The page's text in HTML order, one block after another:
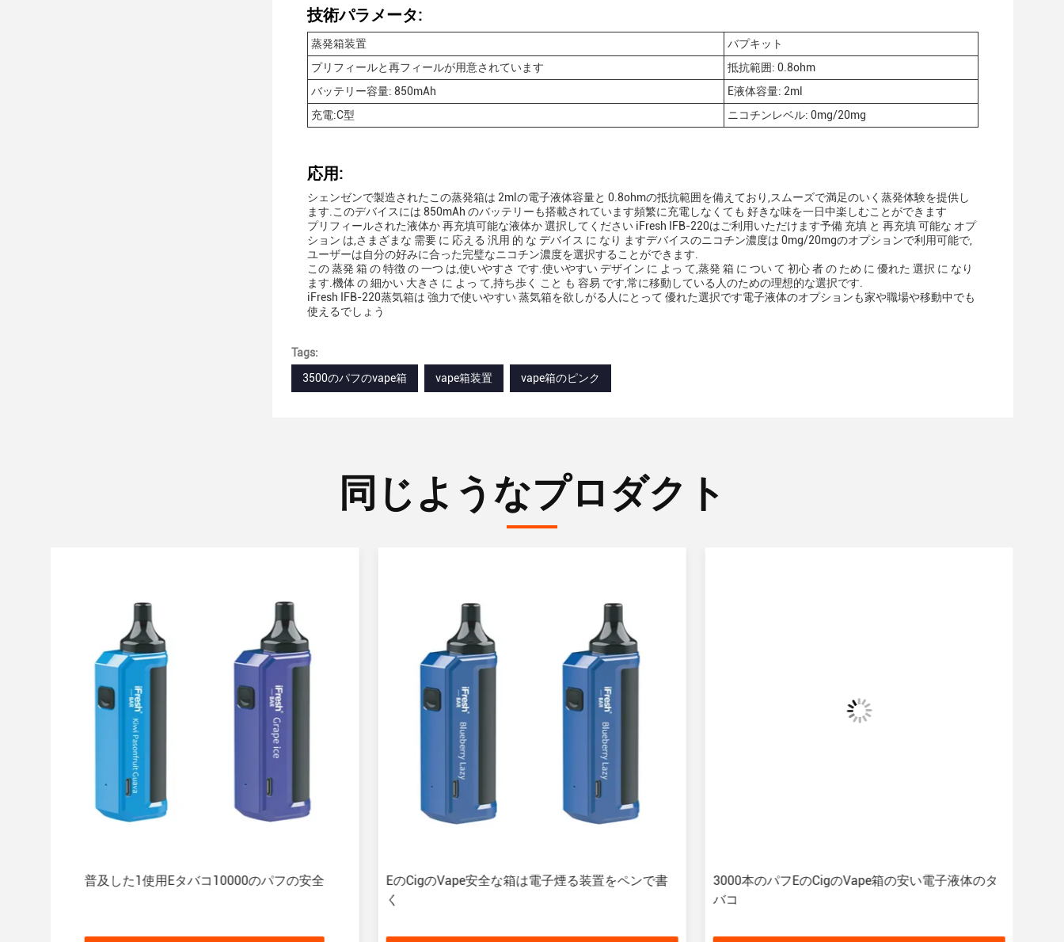
技術パラメータ:
蒸発箱装置
バプキット
プリフィールと再フィールが用意されています
抵抗範囲: 0.8ohm
バッテリー容量: 850mAh
E液体容量: 2ml
充電:C型
ニコチンレベル: 0mg/20mg
応用:
シェンゼンで製造されたこの蒸発箱は 2mlの電子液体容量と 0.8ohmの抵抗範囲を備えており,スムーズで満足のいく蒸発体験を提供し
ます.このデバイスには 850mAh のバッテリーも搭載されています頻繁に充電しなくても 好きな味を一日中楽しむことができます
プリフィールされた液体か 再充填可能な液体か 選択してください iFresh IFB-220はご利用いただけます予備 充填 と 再充填 可能な オプ
ション は,さまざまな 需要 に 応える 汎用 的 な デバイス に なり ますデバイスのニコチン濃度は 0mg/20mgのオプションで利用可能で,
ユーザーは自分の好みに合った完璧なニコチン濃度を選択することができます.
この 蒸発 箱 の 特徴 の 一つ は,使いやすさ です.使いやすい デザイン に よっ て,蒸発 箱 に つい て 初心 者 の ため に 優れた 選択 に なり
ます.機体 の 細かい 大きさ に よっ て,持ち歩く こと も 容易 です,常に移動している人のための理想的な選択です.
iFresh IFB-220蒸気箱は 強力で使いやすい 蒸気箱を欲しがる人にとって 優れた選択です電子液体のオプションも家や職場や移動中でも
使えるでしょう
Tags:
3500のパフのvape箱
vape箱装置 vape箱のピンク
同じようなプロダクト
普及した1使用Eタバコ10000のパフの安全
EのCigのVape安全な箱は電子煙る装置をペンで書
く
3000本のパフEのCigのVape箱の安い電子液体のタ
バコ